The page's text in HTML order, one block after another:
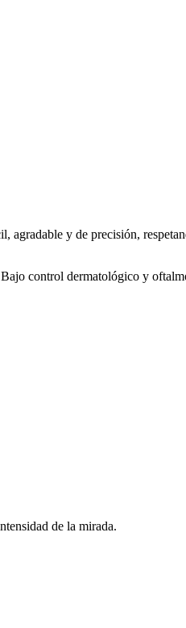
agradable y de precisión,
Bajo control dermatológico y
de la mirada.